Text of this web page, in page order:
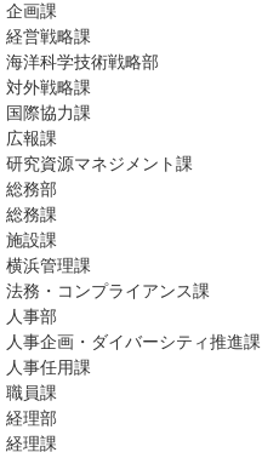
企画課
経営戦略課
海洋科学技術戦略部
対外戦略課
国際協力課
広報課
研究資源マネジメント課
総務部
総務課
施設課
横浜管理課
法務・コンプライアンス課
人事部
人事企画・ダイバーシティ推進課
人事任用課
職員課
経理部
経理課